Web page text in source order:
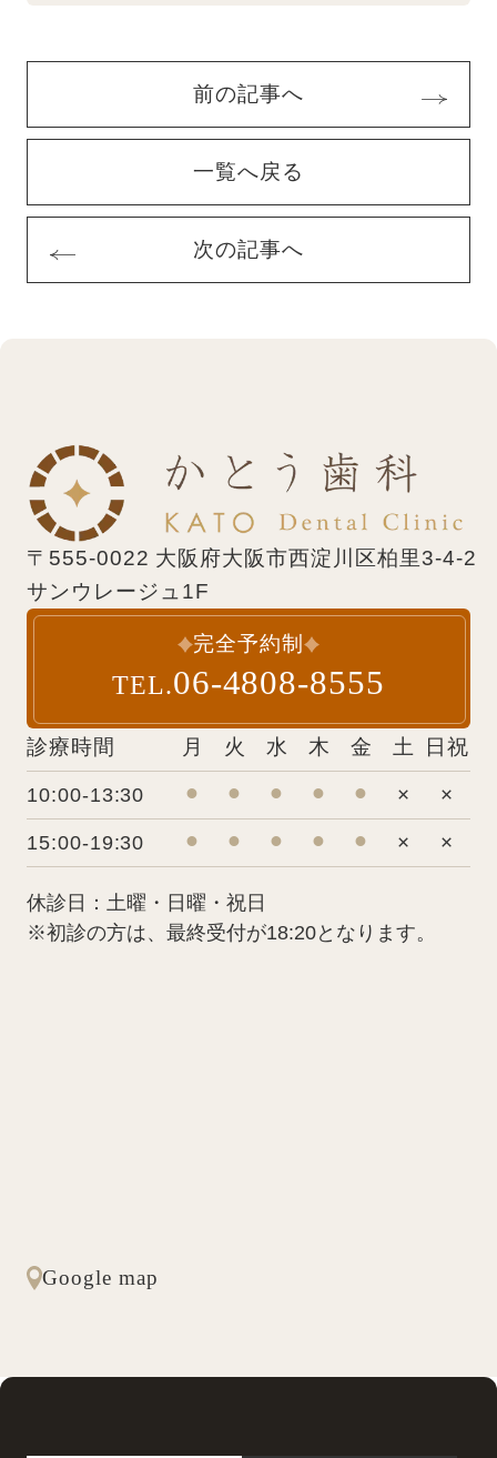
前の記事へ
一覧へ戻る
次の記事へ
〒555-0022 大阪府大阪市西淀川区柏里3-4-2
サンウレージュ1F
完全予約制
TEL.06-4808-8555
診療時間 月 火 水 木 金 土 日祝
10:00-13:30 ⚫︎ ⚫︎ ⚫︎ ⚫︎ ⚫︎ × ×
15:00-19:30 ⚫︎ ⚫︎ ⚫︎ ⚫︎ ⚫︎ × ×
休診日：土曜・日曜・祝日
※初診の方は、最終受付が18:20となります。
Google map